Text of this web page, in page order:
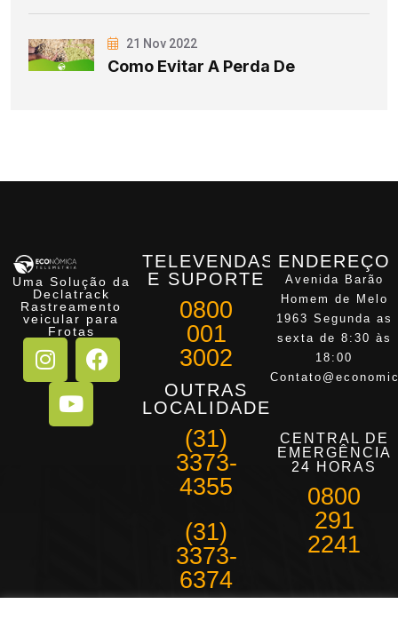
21 Nov 2022
Como Evitar A Perda De
Uma Solução da
Declatrack
Rastreamento
veicular para
Frotas
TELEVENDAS
E SUPORTE
0800
001
3002
OUTRAS
LOCALIDADES
(31)
3373-
4355
(31)
3373-
6374
ENDEREÇO
Avenida Barão
Homem de Melo
1963 Segunda as
sexta de 8:30 às
18:00
CENTRAL DE
EMERGÊNCIA
24 HORAS
0800
291
2241